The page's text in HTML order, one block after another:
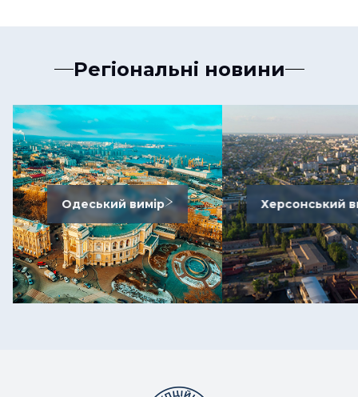
Регіональні новини
Одеський вимір Херсонський